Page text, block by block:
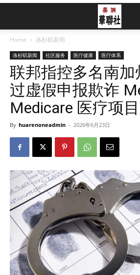
Home 洛杉矶新闻
洛杉矶新闻 社区服务 医疗健康 医疗体系
联邦指控多名南加
过虚假申报欺诈
Medicare 医疗项目
By huarenoneadmin - 2026年6月23日